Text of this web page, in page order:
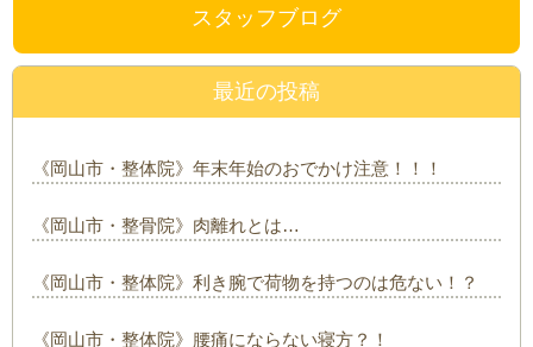
スタッフブログ
最近の投稿
《岡山市・整体院》年末年始のおでかけ注意！！！
《岡山市・整骨院》肉離れとは…
《岡山市・整体院》利き腕で荷物を持つのは危ない！？
《岡山市・整体院》腰痛にならない寝方？！